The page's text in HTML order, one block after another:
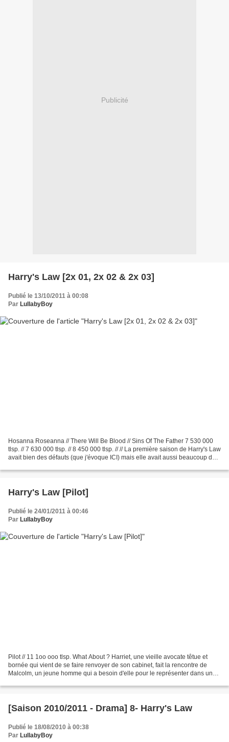
Publicité
Harry's Law [2x 01, 2x 02 & 2x 03]
Publié le 13/10/2011 à 00:08
Par LullabyBoy
Hosanna Roseanna // There Will Be Blood // Sins Of The Father 7 530 000
tlsp. // 7 630 000 tlsp. // 8 450 000 tlsp. // // La première saison de Harry's Law
avait bien des défauts (que j'évoque ICI) mais elle avait aussi beaucoup de
Harry's Law [Pilot]
Publié le 24/01/2011 à 00:46
Par LullabyBoy
Pilot // 11 1oo ooo tlsp. What About ? Harriet, une vieille avocate têtue et
bornée qui vient de se faire renvoyer de son cabinet, fait la rencontre de
Malcolm, un jeune homme qui a besoin d'elle pour le représenter dans une
[Saison 2010/2011 - Drama] 8- Harry's Law
Publié le 18/08/2010 à 00:38
Par LullabyBoy